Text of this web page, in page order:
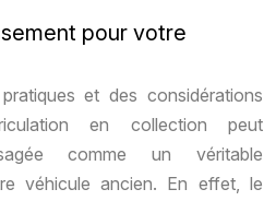
pour votre
et des considérations
en collection peut
comme un véritable
véhicule ancien. En effet, le